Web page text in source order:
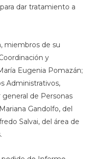
dar tratamiento a
miembros de su
y
Eugenia Pomazán;
Administrativos,
general de Personas
Gandolfo, del
Salvai, del área de